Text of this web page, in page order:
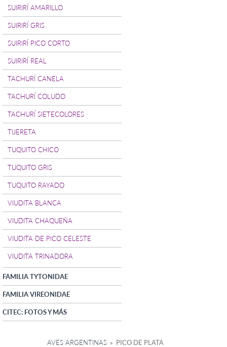
SUIRIRÍ AMARILLO
SUIRIRÍ GRIS
SUIRIRÍ PICO CORTO
SUIRIRÍ REAL
TACHURÍ CANELA
TACHURÍ COLUDO
TACHURÍ SIETECOLORES
TIJERETA
TUQUITO CHICO
TUQUITO GRIS
TUQUITO RAYADO
VIUDITA BLANCA
VIUDITA CHAQUEÑA
VIUDITA DE PICO CELESTE
VIUDITA TRINADORA
FAMILIA TYTONIDAE
FAMILIA VIREONIDAE
CITEC: FOTOS Y MÁS
AVES ARGENTINAS » PICO DE PLATA